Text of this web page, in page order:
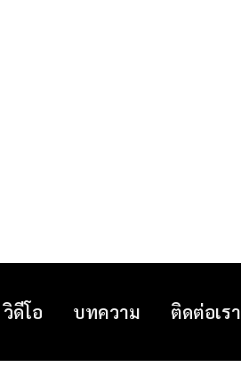
วิดีโอ บทความ ติดต่อเรา